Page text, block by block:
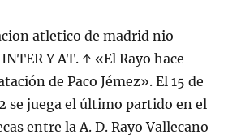
Y AT. ↑ «El Rayo hace
de Paco Jémez». El 15 de
se juega el último partido en el
entre la A. D. Rayo Vallecano